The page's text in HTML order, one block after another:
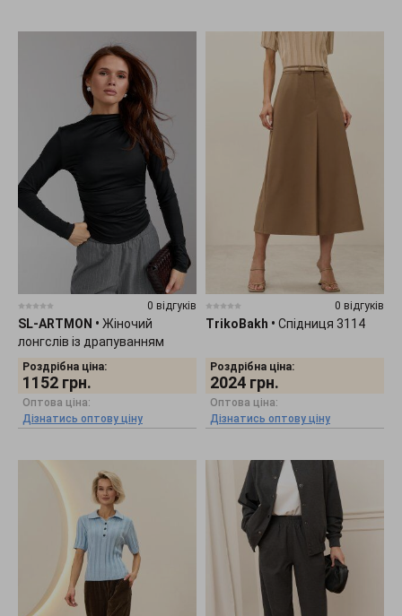
0 відгуків
SL-ARTMON • Жіночий
лонгслів із драпуванням
чорного кольору 584.1
Роздрібна ціна:
1152 грн.
Оптова ціна:
Дізнатись оптову ціну
0 відгуків
TrikoBakh • Спідниця 3114
Роздрібна ціна:
2024 грн.
Оптова ціна:
Дізнатись оптову ціну